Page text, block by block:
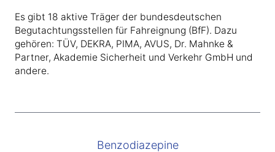
Es gibt 18 aktive Träger der bundesdeutschen
Begutachtungsstellen für Fahreignung (BfF). Dazu
gehören: TÜV, DEKRA, PIMA, AVUS, Dr. Mahnke &
Partner, Akademie Sicherheit und Verkehr GmbH und
andere.
Benzodiazepine